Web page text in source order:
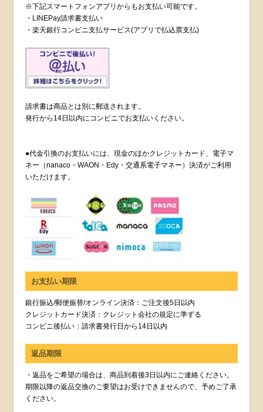
※下記スマートフォンアプリからもお支払い可能です。
・LINEPay請求書支払い
・楽天銀行コンビニ支払サービス(アプリで払込票支払)
請求書は商品とは別に郵送されます。
発行から14日以内にコンビニでお支払いください。
●代金引換のお支払いには、現金のほかクレジットカード、電子マ
ネー（nanaco・WAON・Edy・交通系電子マネー）決済がご利用
いただけます。
お支払い期限
銀行振込/郵便振替/オンライン決済：ご注文後5日以内
クレジットカード決済：クレジット会社の規定に準ずる
コンビニ後払い：請求書発行日から14日以内
返品期限
・返品をご希望の場合は、商品到着後3日以内にご連絡ください。
期限以降の返品交換のご要望はお受けできませんので、予めご了承
ください。